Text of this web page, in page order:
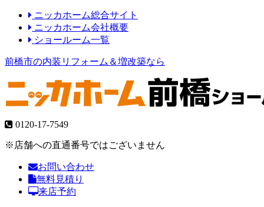
ニッカホーム総合サイト
ニッカホーム会社概要
ショールーム一覧
前橋市の内装リフォーム＆増改築なら
0120-17-7549
※店舗への直通番号ではございません
お問い合わせ
無料見積り
来店予約